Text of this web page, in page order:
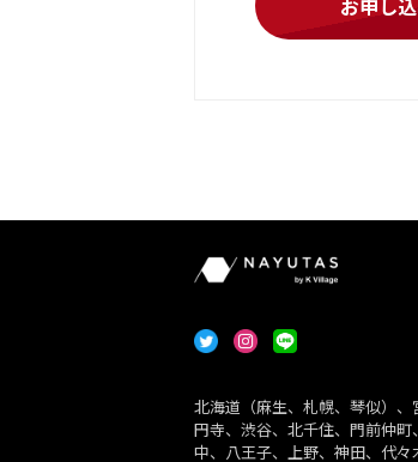
お申し
北海道（麻生、札幌、琴似）
円寺、渋谷、北千住、門前仲
中、八王子、上野、神田、代